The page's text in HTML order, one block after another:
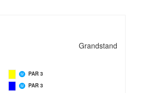
Grandstand
M PAR 3
M PAR 3